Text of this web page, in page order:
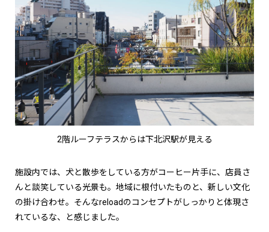
2階ルーフテラスからは下北沢駅が見える
施設内では、犬と散歩をしている方がコーヒー片手に、店員さ
んと談笑している光景も。地域に根付いたものと、新しい文化
の掛け合わせ。そんなreloadのコンセプトがしっかりと体現さ
れているな、と感じました。